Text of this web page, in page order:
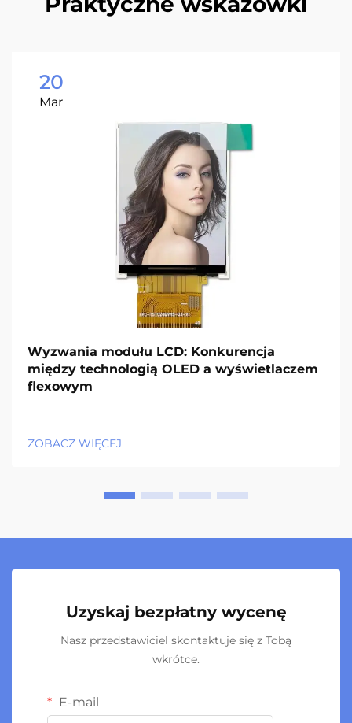
20
Mar
Wyzwania modułu LCD: Konkurencja
między technologią OLED a wyświetlaczem
flexowym
ZOBACZ WIĘCEJ
Uzyskaj bezpłatny wycenę
Nasz przedstawiciel skontaktuje się z Tobą
wkrótce.
E-mail